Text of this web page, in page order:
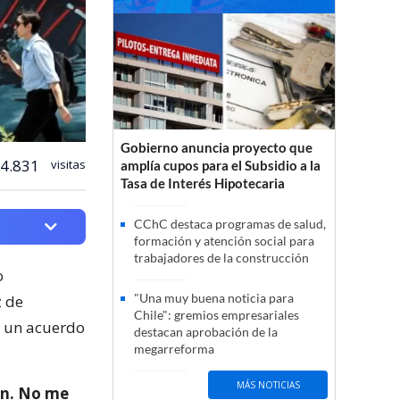
visitas
de
acuerdo
No me
Gobierno anuncia proyecto que
amplía cupos para el Subsidio a la
Tasa de Interés Hipotecaria
CChC destaca programas de salud,
formación y atención social para
trabajadores de la construcción
"Una muy buena noticia para
Chile": gremios empresariales
destacan aprobación de la
megarreforma
MÁS NOTICIAS